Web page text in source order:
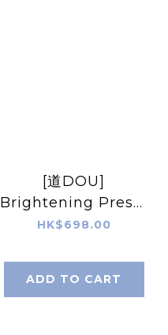
[道DOU]
Brightening Press-
in Mask & Mousse
HK$698.00
ADD TO CART